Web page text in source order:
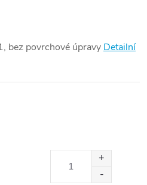
bez povrchové úpravy Detailní